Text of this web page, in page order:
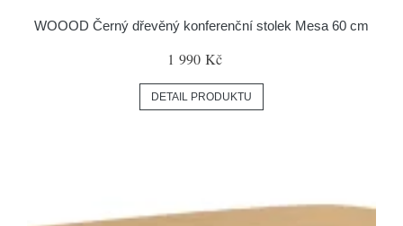
WOOOD Černý dřevěný konferenční stolek Mesa 60 cm
1 990 Kč
DETAIL PRODUKTU